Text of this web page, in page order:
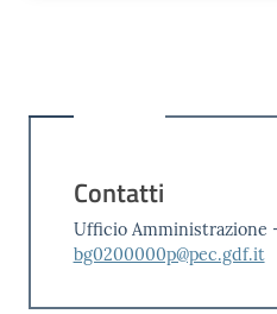
Contatti
Ufficio Amministrazione
bg0200000p@pec.gdf.it